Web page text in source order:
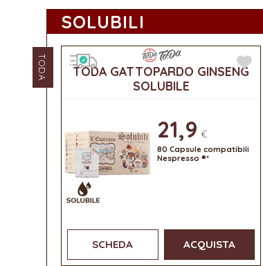
SOLUBILI
TODA
TODA GATTOPARDO GINSENG
SOLUBILE
21,9 €
80 Capsule compatibili
Nespresso ®*
SCHEDA ACQUISTA